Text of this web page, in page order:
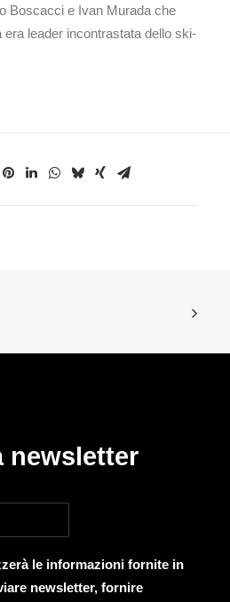
Boscacci e Ivan Murada che
era leader incontrastata dello ski-
newsletter
le informazioni fornite in
newsletter, fornire